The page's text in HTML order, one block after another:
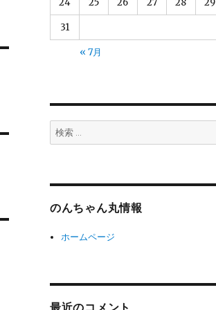
24 25 26 27 28 29
31
« 7月
検
索:
のんちゃん丸情報
ホームページ